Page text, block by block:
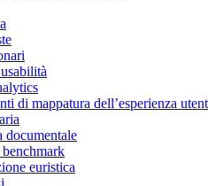
di mappatura dell’esperienza
documentale
euristica